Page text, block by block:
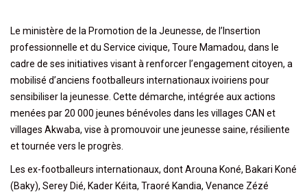
Le ministère de la Promotion de la Jeunesse, de l’Insertion
professionnelle et du Service civique, Toure Mamadou, dans le
cadre de ses initiatives visant à renforcer l’engagement citoyen, a
mobilisé d’anciens footballeurs internationaux ivoiriens pour
sensibiliser la jeunesse. Cette démarche, intégrée aux actions
menées par 20 000 jeunes bénévoles dans les villages CAN et
villages Akwaba, vise à promouvoir une jeunesse saine, résiliente
et tournée vers le progrès.
Les ex-footballeurs internationaux, dont Arouna Koné, Bakari Koné
(Baky), Serey Dié, Kader Kéita, Traoré Kandia, Venance Zézé